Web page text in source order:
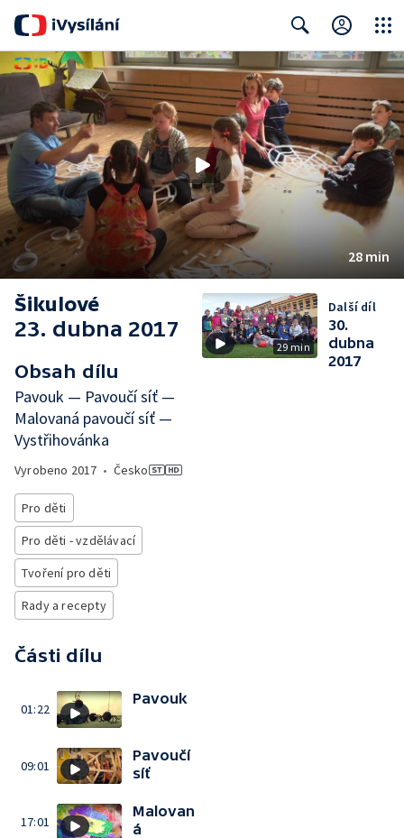
Search Close
28 min
Šikulové
23. dubna 2017
Obsah dílu
Pavouk — Pavoučí síť —
Malovaná pavoučí síť —
Vystřihovánka
Vyrobeno 2017 • Česko
Pro děti
Pro děti - vzdělávací
Tvoření pro děti
Rady a recepty
Části dílu
01:22
Pavouk
09:01
Pavoučí
síť
17:01
Malovan
á
29 min
Další díl
30.
dubna
2017